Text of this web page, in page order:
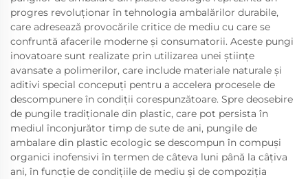
progres revoluționar în tehnologia ambalărilor durabile,
care adresează provocările critice de mediu cu care se
confruntă afacerile moderne și consumatorii. Aceste pungi
inovatoare sunt realizate prin utilizarea unei științe
avansate a polimerilor, care include materiale naturale și
aditivi special concepuți pentru a accelera procesele de
descompunere în condiții corespunzătoare. Spre deosebire
de pungile tradiționale din plastic, care pot persista în
mediul înconjurător timp de sute de ani, pungile de
ambalare din plastic ecologic se descompun în compuși
organici inofensivi în termen de câteva luni până la câțiva
ani, în funcție de condițiile de mediu și de compoziția